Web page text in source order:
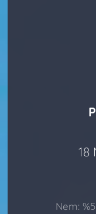
18
Nem: